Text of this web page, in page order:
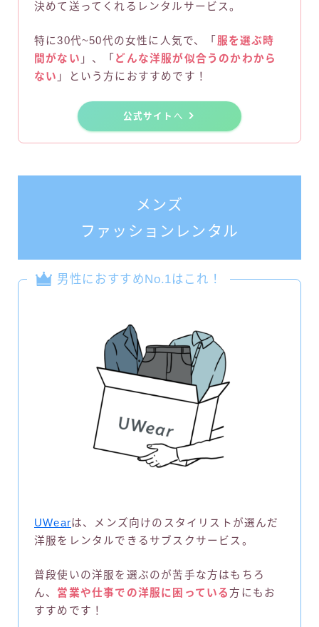
決めて送ってくれるレンタルサービス。
特に30代~50代の女性に人気で、「 服を選ぶ時
間がない 」、「 どんな洋服が似合うのかわから
ない 」という方におすすめです！
公式サイト へ
メンズ
ファッションレンタル
男性におすすめNo.1はこれ！
UWearは、メンズ向けのスタイリストが選んだ
洋服をレンタルできるサブスクサービス。
普段使いの洋服を選ぶのが苦手な方はもちろ
ん、 営業や仕事での洋服に困っている方にもお
すすめです！